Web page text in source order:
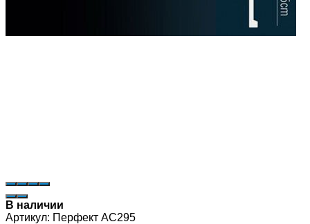
В наличии
Артикул: Перфект AC295